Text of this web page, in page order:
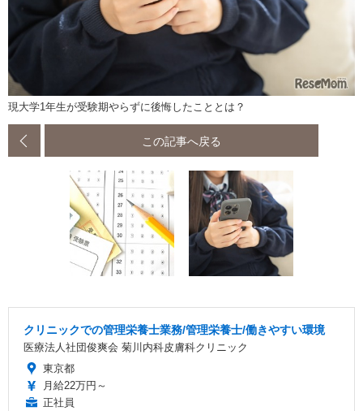
現大学1年生が受験期やらずに後悔したこととは？
この記事へ戻る
クリニックでの管理栄養士業務/管理栄養士/働きやすい環境
医療法人社団俊爽会 菊川内科皮膚科クリニック
東京都
月給22万円～
正社員